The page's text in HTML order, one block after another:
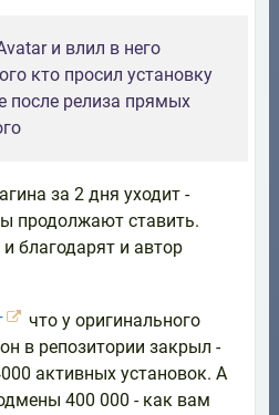
и влил в него
кто просил установку
после релиза прямых
за 2 дня уходит -
продолжают ставить.
благодарят и автор
что у оригинального
в репозитории закрыл -
активных установок. А
400 000 - как вам